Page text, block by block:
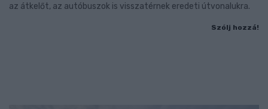
az átkelőt, az autóbuszok is visszatérnek eredeti útvonalukra.
Szólj hozzá!